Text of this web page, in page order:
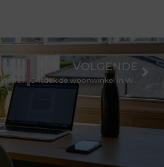
Het geheim achter het perfecte spackmes
VOLGENDE